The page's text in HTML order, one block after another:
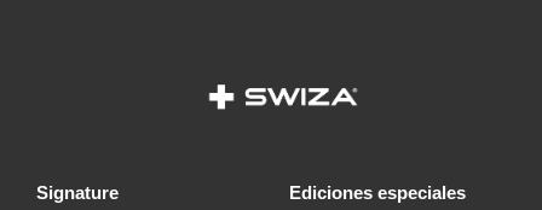
signature ediciones especiales